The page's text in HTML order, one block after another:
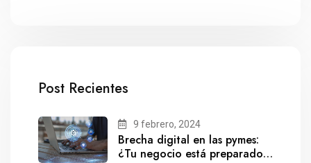
Post Recientes
9 febrero, 2024
Brecha digital en las pymes:
¿Tu negocio está preparado